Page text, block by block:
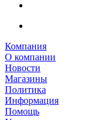
Компания
О компании
Новости
Магазины
Политика
Информация
Помощь